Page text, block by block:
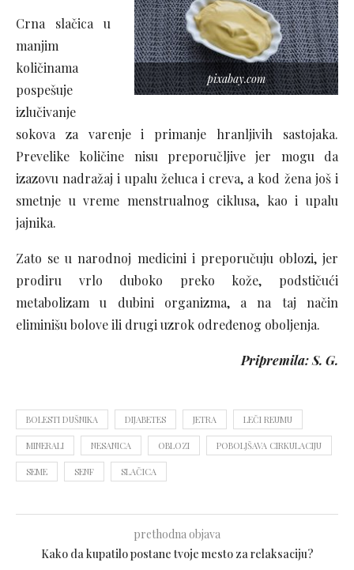
pixabay.com
Crna slačica u
manjim
količinama
pospešuje
izlučivanje
sokova za varenje i primanje hranljivih sastojaka.
Prevelike količine nisu preporučljive jer mogu da
izazovu nadražaj i upalu želuca i creva, a kod žena još i
smetnje u vreme menstrualnog ciklusa, kao i upalu
jajnika.
Zato se u narodnoj medicini i preporučuju oblozi, jer
prodiru vrlo duboko preko kože, podstičući
metabolizam u dubini organizma, a na taj način
eliminišu bolove ili drugi uzrok određenog oboljenja.
Pripremila: S. G.
BOLESTI DUŠNIKA DIJABETES JETRA LEČI REUMU
MINERALI NESANICA OBLOZI POBOLJŠAVA CIRKULACIJU
SEME SENF SLAČICA
prethodna objava
Kako da kupatilo postane tvoje mesto za relaksaciju?